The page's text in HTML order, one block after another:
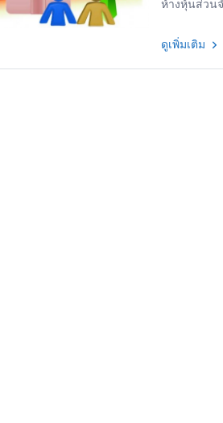
ห้างหุ้นส่วน
ดูเพิ่มเติม